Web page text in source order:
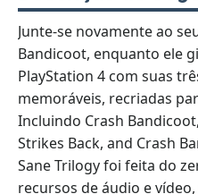
Junte-se novamente ao
Bandicoot, enquanto ele
PlayStation 4 com suas
memoráveis, recriadas
Incluindo Crash
Strikes Back, and Crash
Sane Trilogy foi feita do
recursos de áudio e